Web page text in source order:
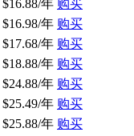
$16.88/年 购买
$16.98/年 购买
$17.68/年 购买
$18.88/年 购买
$24.88/年 购买
$25.49/年 购买
$25.88/年 购买